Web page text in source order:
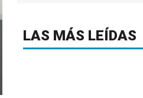
LAS MÁS LEÍDAS